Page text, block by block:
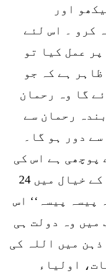
اور
کرو ۔ اس لئے
عمل کیا تو
ہے کہ جو
گا وہ رحمان
رحمان سے
دور ہو گا۔
پوچھی ہے اس کی
حقیقت یہ ہے کہ ایک انسان کے خیال میں 24
پیسہ پیسہ‘‘ اس
میں وہ دولت ہی
میں اللہ کی
اولیاء